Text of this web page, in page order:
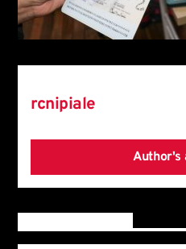
rcnipiale
Author's